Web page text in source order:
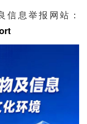
信息举报网站：